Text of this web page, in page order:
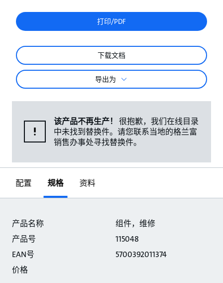
打印/PDF
下载文档
导出为
该产品不再生产！
很抱歉，我们在线目录
中未找到替换件。请您联系当地的格兰富
销售办事处寻找替换件。
配置 规格 资料
产品名称
组件，维修
产品号
115048
EAN号
5700392011374
价格